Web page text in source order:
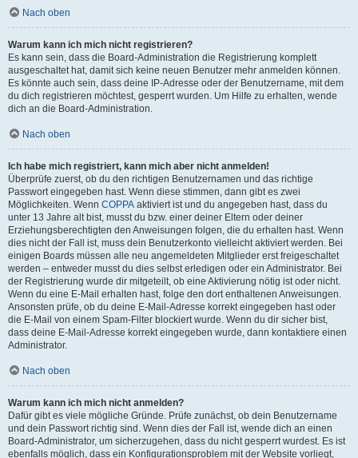
Nach oben
Warum kann ich mich nicht registrieren?
Es kann sein, dass die Board-Administration die Registrierung komplett
ausgeschaltet hat, damit sich keine neuen Benutzer mehr anmelden können.
Es könnte auch sein, dass deine IP-Adresse oder der Benutzername, mit dem
du dich registrieren möchtest, gesperrt wurden. Um Hilfe zu erhalten, wende
dich an die Board-Administration.
Nach oben
Ich habe mich registriert, kann mich aber nicht anmelden!
Überprüfe zuerst, ob du den richtigen Benutzernamen und das richtige
Passwort eingegeben hast. Wenn diese stimmen, dann gibt es zwei
Möglichkeiten. Wenn COPPA aktiviert ist und du angegeben hast, dass du
unter 13 Jahre alt bist, musst du bzw. einer deiner Eltern oder deiner
Erziehungsberechtigten den Anweisungen folgen, die du erhalten hast. Wenn
dies nicht der Fall ist, muss dein Benutzerkonto vielleicht aktiviert werden. Bei
einigen Boards müssen alle neu angemeldeten Mitglieder erst freigeschaltet
werden – entweder musst du dies selbst erledigen oder ein Administrator. Bei
der Registrierung wurde dir mitgeteilt, ob eine Aktivierung nötig ist oder nicht.
Wenn du eine E-Mail erhalten hast, folge den dort enthaltenen Anweisungen.
Ansonsten prüfe, ob du deine E-Mail-Adresse korrekt eingegeben hast oder
die E-Mail von einem Spam-Filter blockiert wurde. Wenn du dir sicher bist,
dass deine E-Mail-Adresse korrekt eingegeben wurde, dann kontaktiere einen
Administrator.
Nach oben
Warum kann ich mich nicht anmelden?
Dafür gibt es viele mögliche Gründe. Prüfe zunächst, ob dein Benutzername
und dein Passwort richtig sind. Wenn dies der Fall ist, wende dich an einen
Board-Administrator, um sicherzugehen, dass du nicht gesperrt wurdest. Es ist
ebenfalls möglich, dass ein Konfigurationsproblem mit der Website vorliegt,